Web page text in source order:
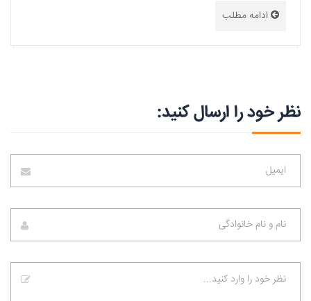
نظر خود را ارسال کنید: